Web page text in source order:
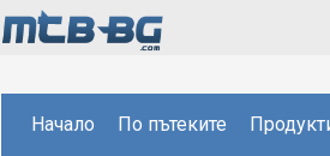
Начало По пътеките